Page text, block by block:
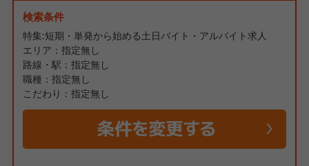
検索条件
特集:短期・単発から始める土日バイト・アルバイト求人
エリア：指定無し
路線・駅：指定無し
職種：指定無し
こだわり：指定無し